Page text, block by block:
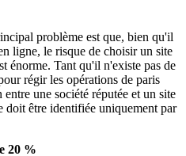
problème est que, bien qu'il
ligne, le risque de choisir un site
énorme. Tant qu'il n'existe pas de
régir les opérations de paris
une société réputée et un site
doit être identifiée uniquement par
20 %